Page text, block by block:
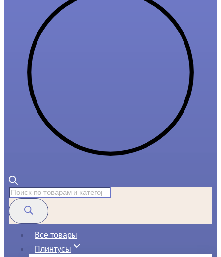
Поиск
товаров
Все товары
Плинтусы